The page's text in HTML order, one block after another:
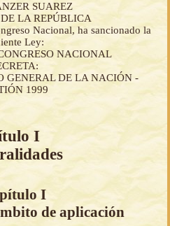
SUAREZ
LA REPÚBLICA
Nacional, ha sancionado la
Ley:
NACIONAL
GENERAL DE LA NACIÓN -
1999
I
I
de aplicación